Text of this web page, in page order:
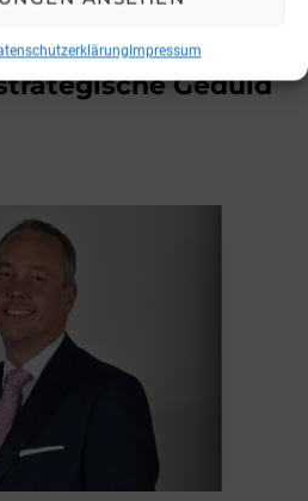
Impressum
mit Kurts Garten
Geduld